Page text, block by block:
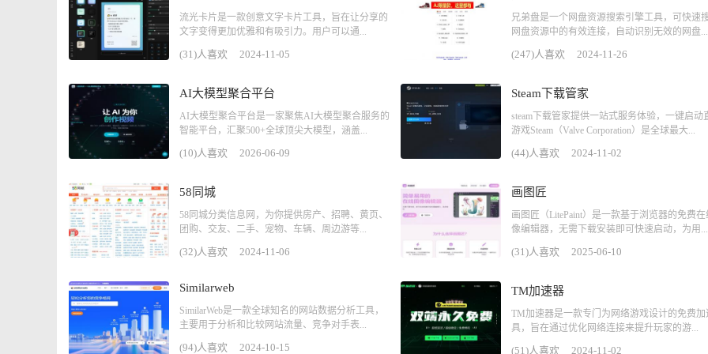
流光卡片是一款创意文字卡片工具，旨在让分享的
文字变得更加优雅和有吸引力。用户可以通...
(31)人喜欢 2024-11-05
兄弟盘是一个网盘资源搜索引擎工具，可快速
网盘资源中的有效连接，自动识别无效的网盘...
(247)人喜欢 2024-11-26
AI大模型聚合平台
AI大模型聚合平台是一家聚焦AI大模型聚合服务的
智能平台，汇聚500+全球顶尖大模型，涵盖...
(10)人喜欢 2026-06-09
Steam下载管家
steam下载管家提供一站式服务体验，一键启动
游戏Steam（Valve Corporation）是全球最大...
(44)人喜欢 2024-11-02
58同城
58同城分类信息网，为你提供房产、招聘、黄页、
团购、交友、二手、宠物、车辆、周边游等...
(32)人喜欢 2024-11-06
画图匠
画图匠（LitePaint）是一款基于浏览器的免费在
像编辑器，无需下载安装即可快速启动，为用...
(31)人喜欢 2025-06-10
Similarweb
SimilarWeb是一款全球知名的网站数据分析工具，
主要用于分析和比较网站流量、竞争对手表...
(94)人喜欢 2024-10-15
TM加速器
TM加速器是一款专门为网络游戏设计的免费加
具，旨在通过优化网络连接来提升玩家的游...
(51)人喜欢 2024-11-02